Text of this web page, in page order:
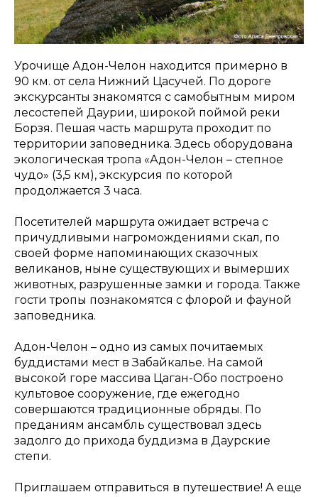
Урочище Адон-Челон находится примерно в
90 км. от села Нижний Цасучей. По дороге
экскурсанты знакомятся с самобытным миром
лесостепей Даурии, широкой поймой реки
Борзя. Пешая часть маршрута проходит по
территории заповедника. Здесь оборудована
экологическая тропа «Адон-Челон – степное
чудо» (3,5 км), экскурсия по которой
продолжается 3 часа.
Посетителей маршрута ожидает встреча с
причудливыми нагромождениями скал, по
своей форме напоминающих сказочных
великанов, ныне существующих и вымерших
животных, разрушенные замки и города. Также
гости тропы познакомятся с флорой и фауной
заповедника.
Адон-Челон – одно из самых почитаемых
буддистами мест в Забайкалье. На самой
высокой горе массива Цаган-Обо построено
культовое сооружение, где ежегодно
совершаются традиционные обряды. По
преданиям ансамбль существовал здесь
задолго до прихода буддизма в Даурские
степи.
Приглашаем отправиться в путешествие! А еще